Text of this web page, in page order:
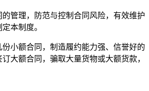
管理，防范与控制合同风险，有效维护
本制度。
小额合同，制造履约能力强、信誉好的
大额合同，骗取大量货物或大额货款，